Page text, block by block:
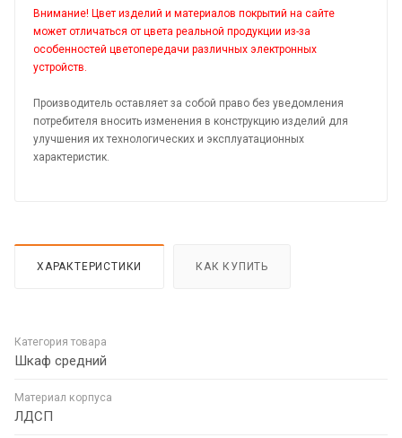
Внимание! Цвет изделий и материалов покрытий на сайте
может отличаться от цвета реальной продукции из-за
особенностей цветопередачи различных электронных
устройств.
Производитель оставляет за собой право без уведомления
потребителя вносить изменения в конструкцию изделий для
улучшения их технологических и эксплуатационных
характеристик.
ХАРАКТЕРИСТИКИ КАК КУПИТЬ
Категория товара
Шкаф средний
Материал корпуса
ЛДСП